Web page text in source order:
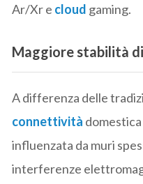
Ar/Xr e cloud gaming.
Maggiore stabilità
A differenza delle
connettività
influenzata da muri
interferenze